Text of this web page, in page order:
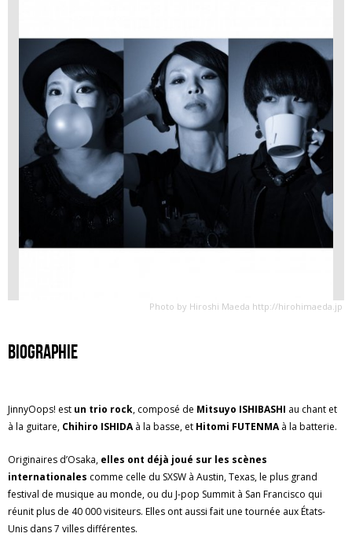
Photo by Hiroshi Maeda http://hirohimaeda.jp
Biographie
JinnyOops! est un trio rock, composé de Mitsuyo ISHIBASHI au chant et
à la guitare, Chihiro ISHIDAà la basse, et Hitomi FUTENMAà la batterie.
Originaires d’Osaka, elles ont déjà joué sur les scènes
internationales comme celle du SXSW à Austin, Texas, le plus grand
festival de musique au monde, ou du J-pop Summit à San Francisco qui
réunit plus de 40 000 visiteurs. Elles ont aussi fait une tournée aux États-
Unis dans 7 villes différentes.